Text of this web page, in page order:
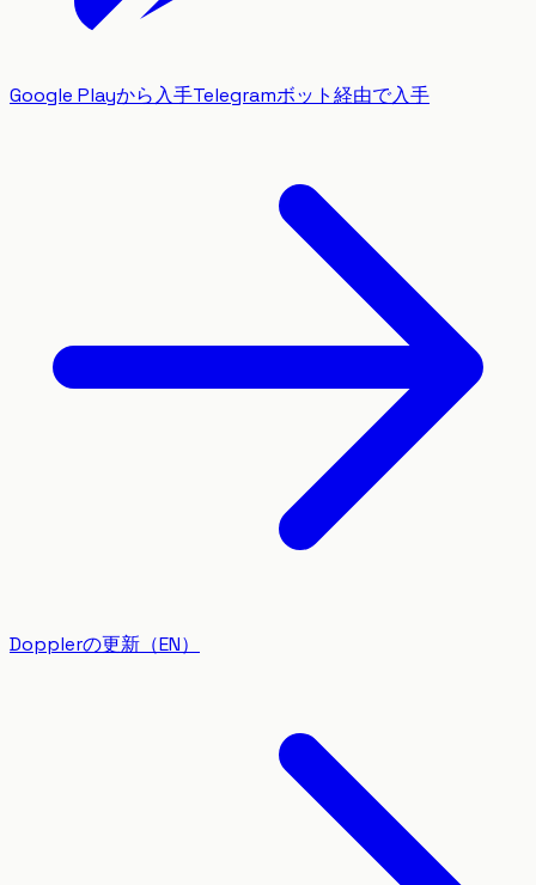
Google Playから入手Telegramボット経由で入手
Dopplerの更新（EN）